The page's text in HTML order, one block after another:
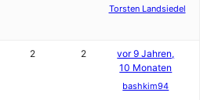
Torsten Landsiedel
2 2
vor 9 Jahren,
10 Monaten
bashkim94